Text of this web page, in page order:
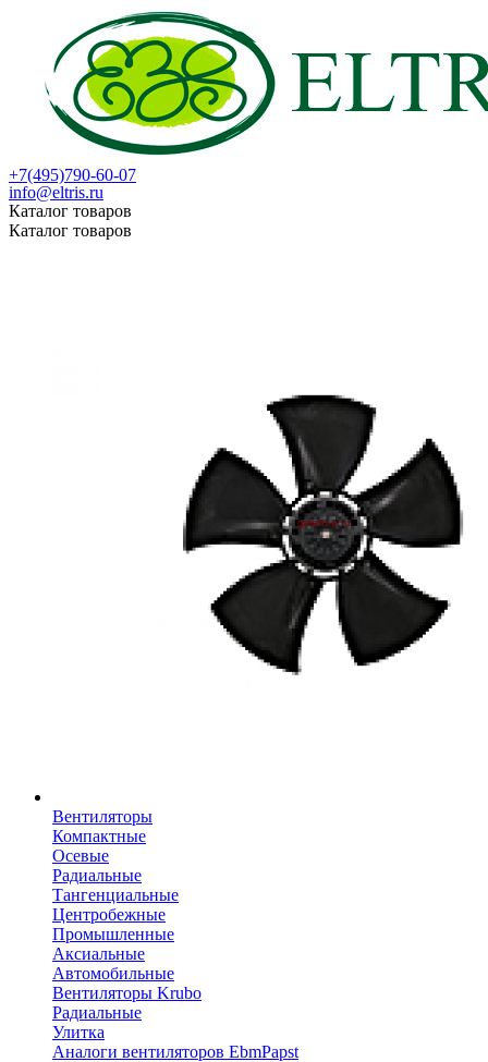
+7(495)790-60-07
info@eltris.ru
Каталог товаров
Каталог товаров
Вентиляторы
Компактные
Осевые
Радиальные
Тангенциальные
Центробежные
Промышленные
Аксиальные
Автомобильные
Вентиляторы Krubo
Радиальные
Улитка
Аналоги вентиляторов EbmPapst